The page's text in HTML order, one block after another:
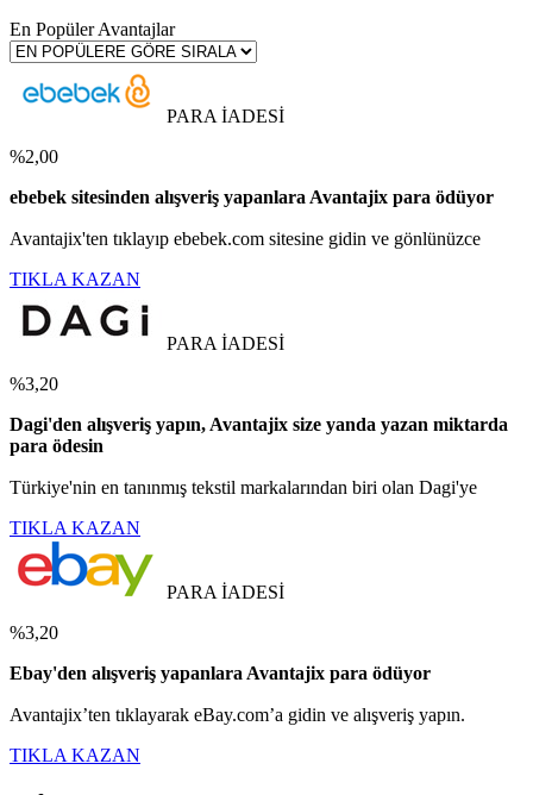
En Popüler Avantajlar
PARA İADESİ
%2,00
ebebek sitesinden alışveriş yapanlara Avantajix para ödüyor
Avantajix'ten tıklayıp ebebek.com sitesine gidin ve gönlünüzce
TIKLA KAZAN
PARA İADESİ
%3,20
Dagi'den alışveriş yapın, Avantajix size yanda yazan miktarda
para ödesin
Türkiye'nin en tanınmış tekstil markalarından biri olan Dagi'ye
TIKLA KAZAN
PARA İADESİ
%3,20
Ebay'den alışveriş yapanlara Avantajix para ödüyor
Avantajix’ten tıklayarak eBay.com’a gidin ve alışveriş yapın.
TIKLA KAZAN